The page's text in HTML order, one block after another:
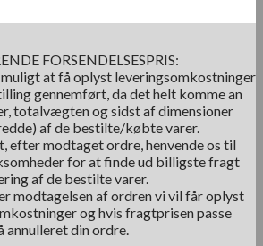
FORSENDELSESPRIS:
at få oplyst leveringsomkostninger
gennemført, da det helt komme an
totalvægten og sidst af dimensioner
af de bestilte/købte varer.
efter modtaget ordre, henvende os til
for at finde ud billigste fragt
af de bestilte varer.
modtagelsen af ordren vi vil får oplyst
og hvis fragtprisen passe
annulleret din ordre.